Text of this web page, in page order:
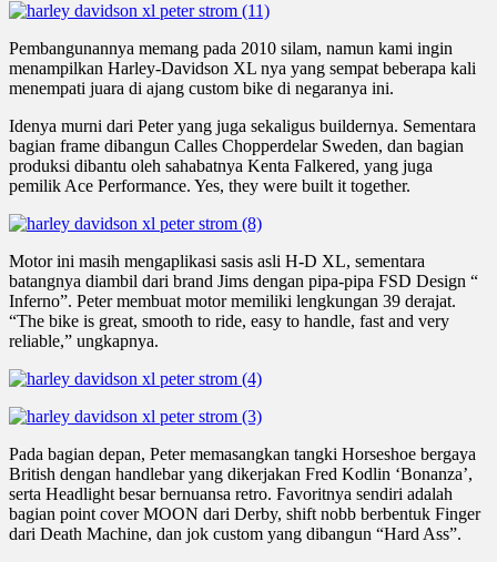
Pembangunannya memang pada 2010 silam, namun kami ingin
menampilkan Harley-Davidson XL nya yang sempat beberapa kali
menempati juara di ajang custom bike di negaranya ini.
Idenya murni dari Peter yang juga sekaligus buildernya. Sementara
bagian frame dibangun Calles Chopperdelar Sweden, dan bagian
produksi dibantu oleh sahabatnya Kenta Falkered, yang juga
pemilik Ace Performance. Yes, they were built it together.
Motor ini masih mengaplikasi sasis asli H-D XL, sementara
batangnya diambil dari brand Jims dengan pipa-pipa FSD Design “
Inferno”. Peter membuat motor memiliki lengkungan 39 derajat.
“The bike is great, smooth to ride, easy to handle, fast and very
reliable,” ungkapnya.
Pada bagian depan, Peter memasangkan tangki Horseshoe bergaya
British dengan handlebar yang dikerjakan Fred Kodlin ‘Bonanza’,
serta Headlight besar bernuansa retro. Favoritnya sendiri adalah
bagian point cover MOON dari Derby, shift nobb berbentuk Finger
dari Death Machine, dan jok custom yang dibangun “Hard Ass”.